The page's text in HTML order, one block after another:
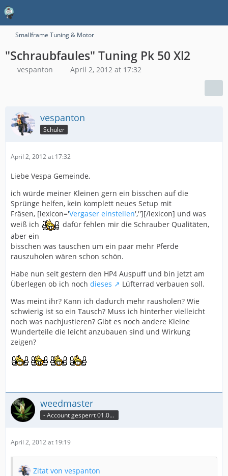
Smallframe Tuning & Motor
"Schraubfaules" Tuning Pk 50 Xl2
vespanton April 2, 2012 at 17:32
vespanton
Schüler
April 2, 2012 at 17:32
Liebe Vespa Gemeinde,
ich würde meiner Kleinen gern ein bisschen auf die
Sprünge helfen, kein komplett neues Setup mit
Fräsen, [lexicon='Vergaser einstellen',''][/lexicon] und was
weiß ich
dafür fehlen mir die Schrauber Qualitäten,
aber ein
bisschen was tauschen um ein paar mehr Pferde
rauszuholen wären schon schön.
Habe nun seit gestern den HP4 Auspuff und bin jetzt am
Überlegen ob ich noch dieses
Lüfterrad verbauen soll.
Was meint ihr? Kann ich dadurch mehr rausholen? Wie
schwierig ist so ein Tausch? Muss ich hinterher vielleicht
noch was nachjustieren? Gibt es noch andere Kleine
Wunderteile die leicht anzubauen sind und Wirkung
zeigen?
weedmaster
- Account gesperrt 01.07.2012 -
April 2, 2012 at 19:19
Zitat von vespanton